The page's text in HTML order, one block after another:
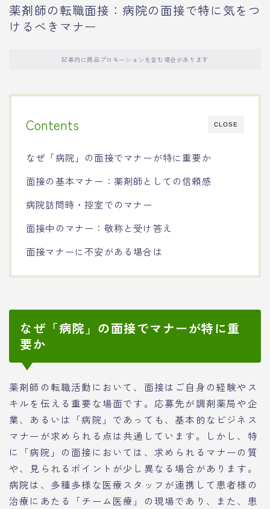
薬剤師の転職面接：病院の面接で特に気をつ
けるべきマナー
記事内に商品プロモーションを含む場合があります
CLOSE
Contents
なぜ「病院」の面接でマナーが特に重要か
面接の基本マナー：薬剤師としての信頼感
病院訪問時・控室でのマナー
面接中のマナー：敬称と受け答え
面接マナーに不安がある場合は
なぜ「病院」の面接でマナーが特に重
要か
薬剤師の転職活動において、面接はご自身の経験やス
キルを伝える重要な場面です。応募先が調剤薬局や企
業、あるいは「病院」であっても、基本的なビジネス
マナーが求められる点は共通しています。しかし、特
に「病院」の面接においては、求められるマナーの質
や、見られるポイントが少し異なる場合があります。
病院は、多種多様な医療スタッフが連携して患者様の
治療にあたる「チーム医療」の現場であり、また、患